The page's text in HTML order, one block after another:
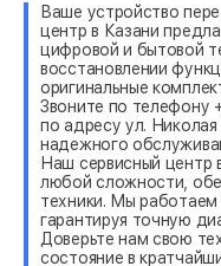
Ваше устройство
центр в Казани
цифровой и бытовой
восстановлении
оригинальные
Звоните по телефону
по адресу ул.
надежного
Наш сервисный центр
любой сложности,
техники. Мы работаем
гарантируя точную
Доверьте нам свою
состояние в